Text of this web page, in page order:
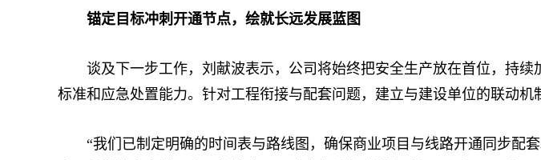
锚定目标冲刺开通节点，绘就长远发展蓝图
谈及下一步工作，刘献波表示，公司将始终把安全生产放在首位，持续
标准和应急处置能力。针对工程衔接与配套问题，建立与建设单位的联动机
“我们已制定明确的时间表与路线图，确保商业项目与线路开通同步配套